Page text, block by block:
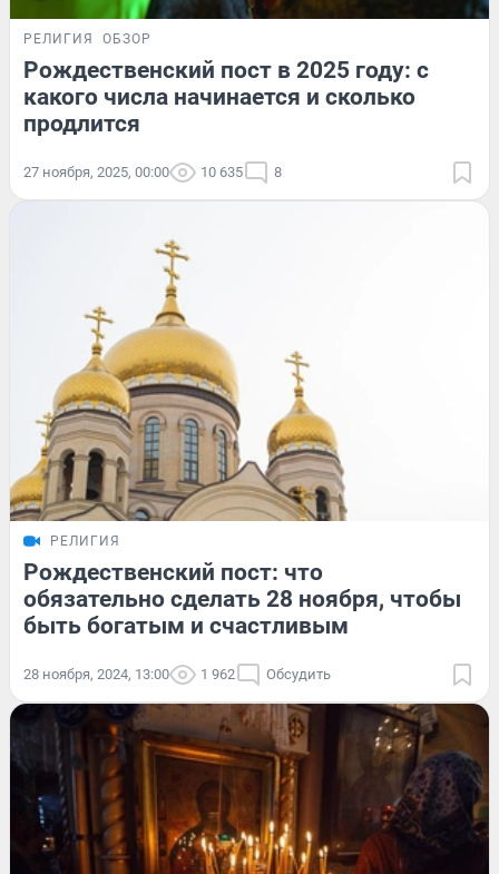
РЕЛИГИЯ ОБЗОР
Рождественский пост в 2025 году: с
какого числа начинается и сколько
продлится
27 ноября, 2025, 00:00 10 635 8
РЕЛИГИЯ
Рождественский пост: что
обязательно сделать 28 ноября, чтобы
быть богатым и счастливым
28 ноября, 2024, 13:00 1 962 Обсудить